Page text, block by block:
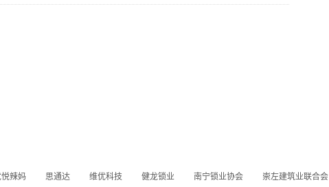
辣妈 思通达 维优科技 健龙锁业 南宁锁业协会 崇左建筑业联合会